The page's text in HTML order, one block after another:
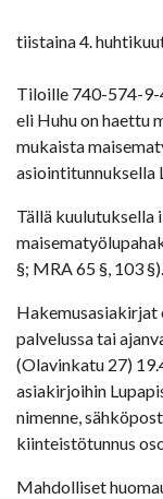
tiistaina 4.
Tiloille 740-574-
eli Huhu on haettu
mukaista
asiointitunnuksella
Tällä kuulutuksella
§; MRA 65 §, 103 §).
Hakemusasiakirjat
palvelussa tai
(Olavinkatu 27)
asiakirjoihin
nimenne,
kiinteistötunnus
Mahdolliset